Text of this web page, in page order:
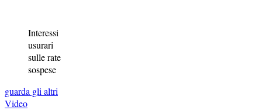
Interessi
usurari
sulle rate
sospese
guarda gli altri
Video